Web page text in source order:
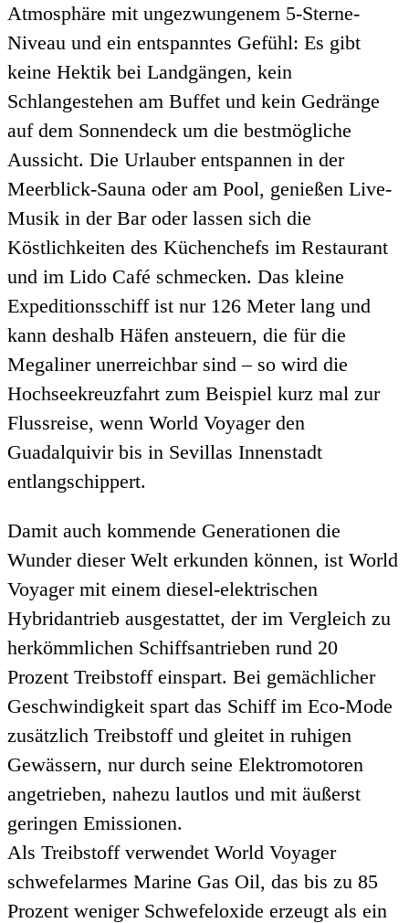
Atmosphäre mit ungezwungenem 5-Sterne-
Niveau und ein entspanntes Gefühl: Es gibt
keine Hektik bei Landgängen, kein
Schlangestehen am Buffet und kein Gedränge
auf dem Sonnendeck um die bestmögliche
Aussicht. Die Urlauber entspannen in der
Meerblick-Sauna oder am Pool, genießen Live-
Musik in der Bar oder lassen sich die
Köstlichkeiten des Küchenchefs im Restaurant
und im Lido Café schmecken. Das kleine
Expeditionsschiff ist nur 126 Meter lang und
kann deshalb Häfen ansteuern, die für die
Megaliner unerreichbar sind – so wird die
Hochseekreuzfahrt zum Beispiel kurz mal zur
Flussreise, wenn World Voyager den
Guadalquivir bis in Sevillas Innenstadt
entlangschippert.
Damit auch kommende Generationen die
Wunder dieser Welt erkunden können, ist World
Voyager mit einem diesel-elektrischen
Hybridantrieb ausgestattet, der im Vergleich zu
herkömmlichen Schiffsantrieben rund 20
Prozent Treibstoff einspart. Bei gemächlicher
Geschwindigkeit spart das Schiff im Eco-Mode
zusätzlich Treibstoff und gleitet in ruhigen
Gewässern, nur durch seine Elektromotoren
angetrieben, nahezu lautlos und mit äußerst
geringen Emissionen.
Als Treibstoff verwendet World Voyager
schwefelarmes Marine Gas Oil, das bis zu 85
Prozent weniger Schwefeloxide erzeugt als ein